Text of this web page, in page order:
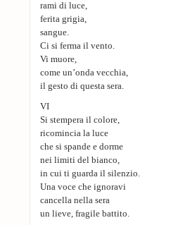
rami di luce,
ferita grigia,
sangue.
Ci si ferma il vento.
Vi muore,
come un’onda vecchia,
il gesto di questa sera.
VI
Si stempera il colore,
ricomincia la luce
che si spande e dorme
nei limiti del bianco,
in cui ti guarda il silenzio.
Una voce che ignoravi
cancella nella sera
un lieve, fragile battito.